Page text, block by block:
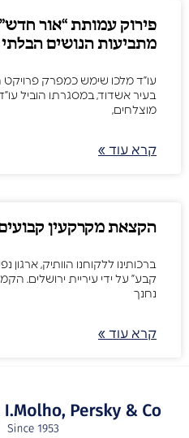
מתביעות הנושים
עו”ד מלכו שימש כמפרק
בעיר אשדוד, במסגרתו הוביל
מוצלחים,
קרא עוד »
הקצאת מקרקעין
ברכותינו ללקוחנו הוותיק,
קבע” על ידי עיריית ירושלים.
נחנך
קרא עוד »